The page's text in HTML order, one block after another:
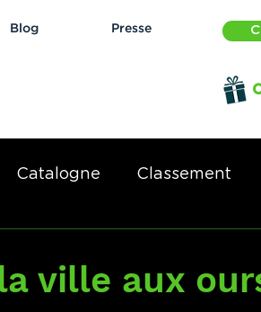
Blog Presse
Catalogne Classement
ville aux